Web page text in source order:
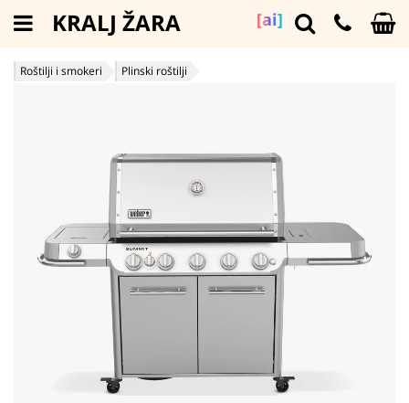
[ai]
KRALJ ŽARA
Roštilji i smokeri Plinski roštilji